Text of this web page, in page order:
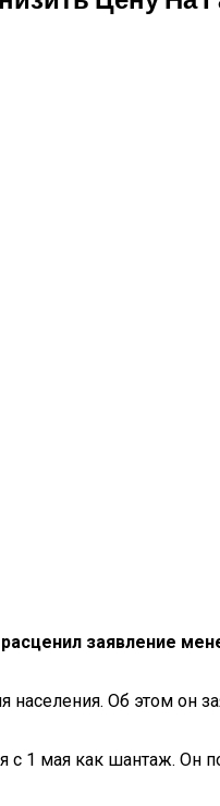
заявление
Об этом он
с 1 мая как шантаж. Он